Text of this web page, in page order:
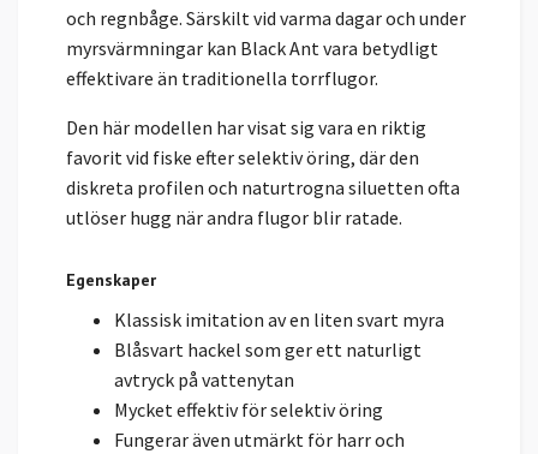
och regnbåge. Särskilt vid varma dagar och under
myrsvärmningar kan Black Ant vara betydligt
effektivare än traditionella torrflugor.
Den här modellen har visat sig vara en riktig
favorit vid fiske efter selektiv öring, där den
diskreta profilen och naturtrogna siluetten ofta
utlöser hugg när andra flugor blir ratade.
Egenskaper
Klassisk imitation av en liten svart myra
Blåsvart hackel som ger ett naturligt
avtryck på vattenytan
Mycket effektiv för selektiv öring
Fungerar även utmärkt för harr och